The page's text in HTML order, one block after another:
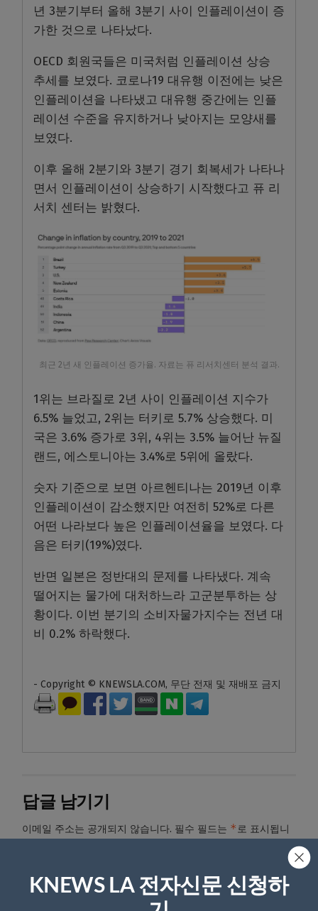
년 3분기부터 올해 3분기 사이 인플레이션이 증
가한 것으로 나타났다.
OECD 회원국들은 미국처럼 인플레이션 상승
추세를 보였다. 코로나19 대유행 이전에는 낮은
인플레이션을 나타냈고 대유행 중간에는 인플
레이션 수준을 유지하거나 낮아지는 모양새를
보였다.
이후 올해 2분기와 3분기 경기 회복세가 나타나
면서 인플레이션이 상승하기 시작했다고 퓨 리
서치 센터는 밝혔다.
최근 2년 새 인플레이션 증가율. 자료는 퓨 리서치센터 분석 결과.
1위는 브라질로 2년 사이 인플레이션 지수가
6.5% 늘었고, 2위는 터키로 5.7% 상승했다. 미
국은 3.6% 증가로 3위, 4위는 3.5% 늘어난 뉴질
랜드, 에스토니아는 3.4%로 5위에 올랐다.
숫자 기준으로 보면 아르헨티나는 2019년 이후
인플레이션이 감소했지만 여전히 52%로 다른
어떤 나라보다 높은 인플레이션율을 보였다. 다
음은 터키(19%)였다.
반면 일본은 정반대의 문제를 나타냈다. 계속
떨어지는 물가에 대처하느라 고군분투하는 상
황이다. 이번 분기의 소비자물가지수는 전년 대
비 0.2% 하락했다.
- Copyright © KNEWSLA.COM, 무단 전재 및 재배포 금지
답글 남기기
이메일 주소는 공개되지 않습니다. 필수 필드는 *로 표시됩니
댓글*
KNEWS LA 전자신문 신청하